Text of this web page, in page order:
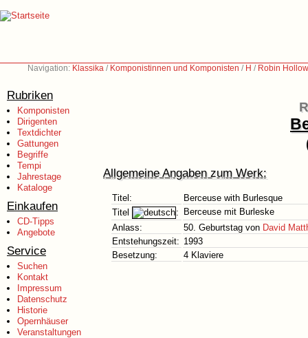
Navigation: Klassika / Komponistinnen und Komponisten / H / Robin
Rubriken
Komponisten
Dirigenten
Textdichter
Gattungen
Begriffe
Tempi
Jahrestage
Kataloge
Einkaufen
CD-Tipps
Angebote
Service
Suchen
Kontakt
Impressum
Datenschutz
Historie
Opernhäuser
Veranstaltungen
Allgemeine Angaben zum Werk:
Titel:
Berceuse with Burlesque
Titel
:
Berceuse mit Burleske
Anlass:
50. Geburtstag von David
Entstehungszeit: 1993
Besetzung:
4 Klaviere